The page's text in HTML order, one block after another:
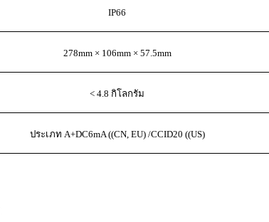
IP66
278mm × 106mm × 57.5mm
< 4.8 กิโลกรัม
ประเภท A+DC6mA ((CN, EU) /CCID20 ((US)